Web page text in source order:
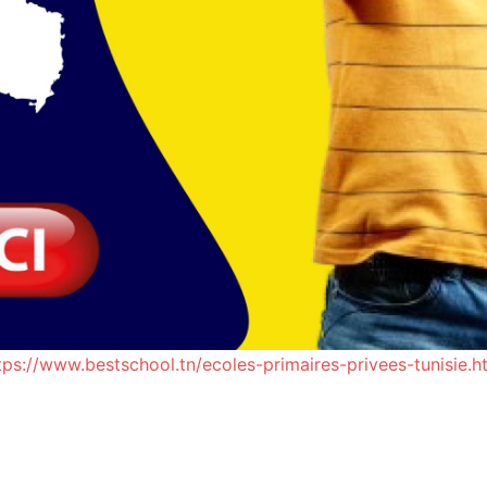
www.bestschool.tn/ecoles-primaires-privees-